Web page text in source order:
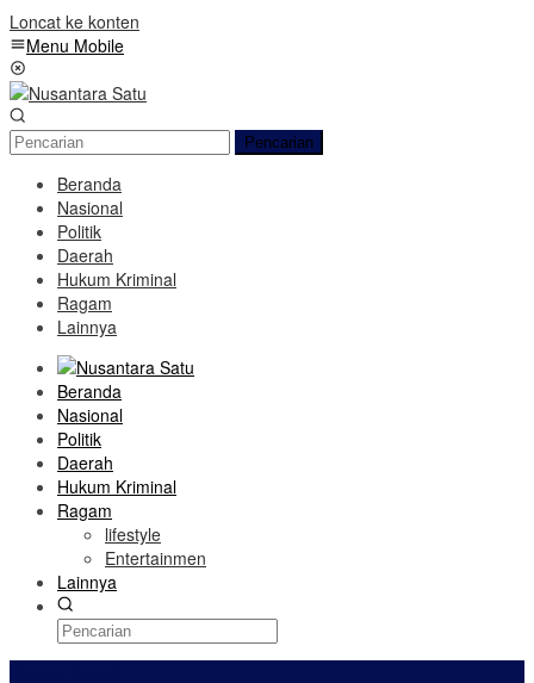
Loncat ke konten
Menu Mobile
Pencarian
Beranda
Nasional
Politik
Daerah
Hukum Kriminal
Ragam
Lainnya
Beranda
Nasional
Politik
Daerah
Hukum Kriminal
Ragam
lifestyle
Entertainmen
Lainnya